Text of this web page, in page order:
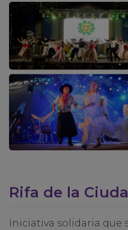
Rifa de la
Iniciativa solidaria que